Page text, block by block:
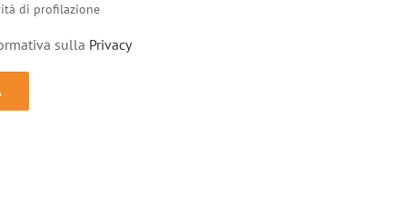
di profilazione
sulla Privacy